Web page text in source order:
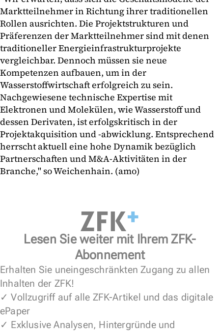
Marktteilnehmer in Richtung ihrer traditionellen
Rollen ausrichten. Die Projektstrukturen und
Präferenzen der Marktteilnehmer sind mit denen
traditioneller Energieinfrastrukturprojekte
vergleichbar. Dennoch müssen sie neue
Kompetenzen aufbauen, um in der
Wasserstoffwirtschaft erfolgreich zu sein.
Nachgewiesene technische Expertise mit
Elektronen und Molekülen, wie Wasserstoff und
dessen Derivaten, ist erfolgskritisch in der
Projektakquisition und -abwicklung. Entsprechend
herrscht aktuell eine hohe Dynamik bezüglich
Partnerschaften und M&A-Aktivitäten in der
Branche," so Weichenhain. (amo)
Lesen Sie weiter mit Ihrem ZFK-
Abonnement
Erhalten Sie uneingeschränkten Zugang zu allen
Inhalten der ZFK!
✓ Vollzugriff auf alle ZFK-Artikel und das digitale
ePaper
✓ Exklusive Analysen, Hintergründe und